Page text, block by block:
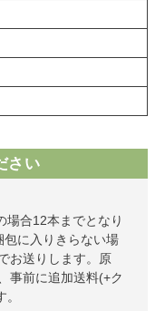
さい
場合12本までとなり
包に入りきらない場
お送りします。原
事前に追加送料(+ク